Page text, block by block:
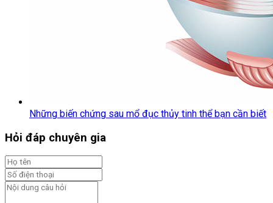
Những biến chứng sau mổ đục thủy tinh thể bạn cần biết
Hỏi đáp chuyên gia